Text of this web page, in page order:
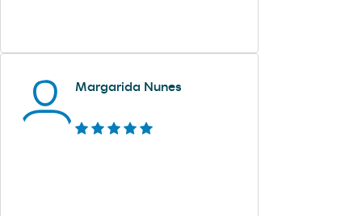
Margarida Nunes